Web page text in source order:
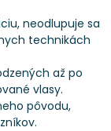
neodlupuje sa
technikách
až po
vlasy.
pôvodu,